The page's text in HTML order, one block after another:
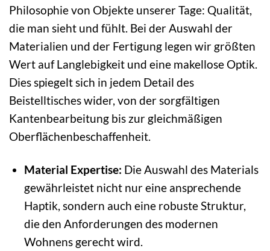
Philosophie von Objekte unserer Tage: Qualität,
die man sieht und fühlt. Bei der Auswahl der
Materialien und der Fertigung legen wir größten
Wert auf Langlebigkeit und eine makellose Optik.
Dies spiegelt sich in jedem Detail des
Beistelltisches wider, von der sorgfältigen
Kantenbearbeitung bis zur gleichmäßigen
Oberflächenbeschaffenheit.
Material Expertise: Die Auswahl des Materials
gewährleistet nicht nur eine ansprechende
Haptik, sondern auch eine robuste Struktur,
die den Anforderungen des modernen
Wohnens gerecht wird.